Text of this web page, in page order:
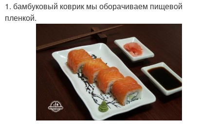
1. бамбуковый коврик мы оборачиваем пищевой
пленкой.